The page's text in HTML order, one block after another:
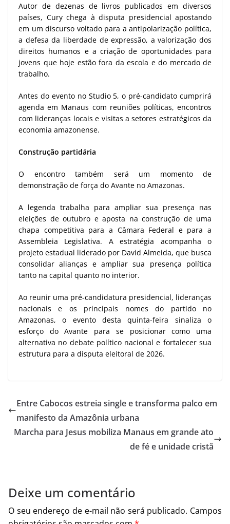
Autor de dezenas de livros publicados em diversos
países, Cury chega à disputa presidencial apostando
em um discurso voltado para a antipolarização política,
a defesa da liberdade de expressão, a valorização dos
direitos humanos e a criação de oportunidades para
jovens que hoje estão fora da escola e do mercado de
trabalho.
Antes do evento no Studio 5, o pré-candidato cumprirá
agenda em Manaus com reuniões políticas, encontros
com lideranças locais e visitas a setores estratégicos da
economia amazonense.
Construção partidária
O encontro também será um momento de
demonstração de força do Avante no Amazonas.
A legenda trabalha para ampliar sua presença nas
eleições de outubro e aposta na construção de uma
chapa competitiva para a Câmara Federal e para a
Assembleia Legislativa. A estratégia acompanha o
projeto estadual liderado por David Almeida, que busca
consolidar alianças e ampliar sua presença política
tanto na capital quanto no interior.
Ao reunir uma pré-candidatura presidencial, lideranças
nacionais e os principais nomes do partido no
Amazonas, o evento desta quinta-feira sinaliza o
esforço do Avante para se posicionar como uma
alternativa no debate político nacional e fortalecer sua
estrutura para a disputa eleitoral de 2026.
Entre Cabocos estreia single e transforma palco em
manifesto da Amazônia urbana
Marcha para Jesus mobiliza Manaus em grande ato
de fé e unidade cristã
Deixe um comentário
O seu endereço de e-mail não será publicado. Campos